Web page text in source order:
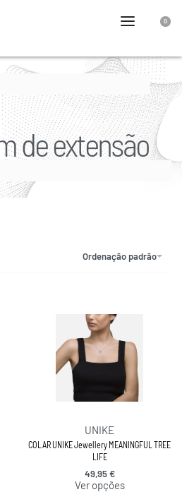
0
de extensão
Ordenação padrão
UNIKE
COLAR UNIKE Jewellery MEANINGFUL TREE
LIFE
49,95€
Ver opções